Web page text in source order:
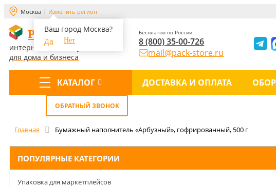
Москва Изменить регион
Ваш город Москва?
Да
Нет
PACK-STORE
интернет-магазин упаковки
для дома и бизнеса
Бесплатно по России
8 (800) 35-00-726
mail@pack-store.ru
КАТАЛОГ ДОСТАВКА И ОПЛАТА
ОБРАТНЫЙ ЗВОНОК
Главная Бумажный наполнитель «Арбузный», гофрированный, 500 г
ПОПУЛЯРНЫЕ КАТЕГОРИИ
Упаковка для маркетплейсов